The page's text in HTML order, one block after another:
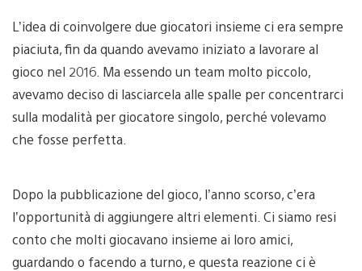
L’idea di coinvolgere due giocatori insieme ci era sempre
piaciuta, fin da quando avevamo iniziato a lavorare al
gioco nel 2016. Ma essendo un team molto piccolo,
avevamo deciso di lasciarcela alle spalle per concentrarci
sulla modalità per giocatore singolo, perché volevamo
che fosse perfetta.
Dopo la pubblicazione del gioco, l’anno scorso, c’era
l’opportunità di aggiungere altri elementi. Ci siamo resi
conto che molti giocavano insieme ai loro amici,
guardando o facendo a turno, e questa reazione ci è